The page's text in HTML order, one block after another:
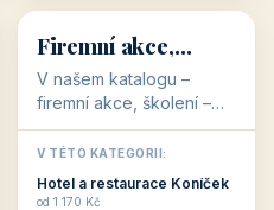
💼 31 objektů
Firemní akce,
školení
V našem katalogu –
firemní akce, školení –
jsou pro Vás připraveny
objekty, které mají
zkušenosti pořádat i
menší firemní akce a
V TÉTO KATEGORII:
Hotel a restaurace Koníček
od 1 170 Kč